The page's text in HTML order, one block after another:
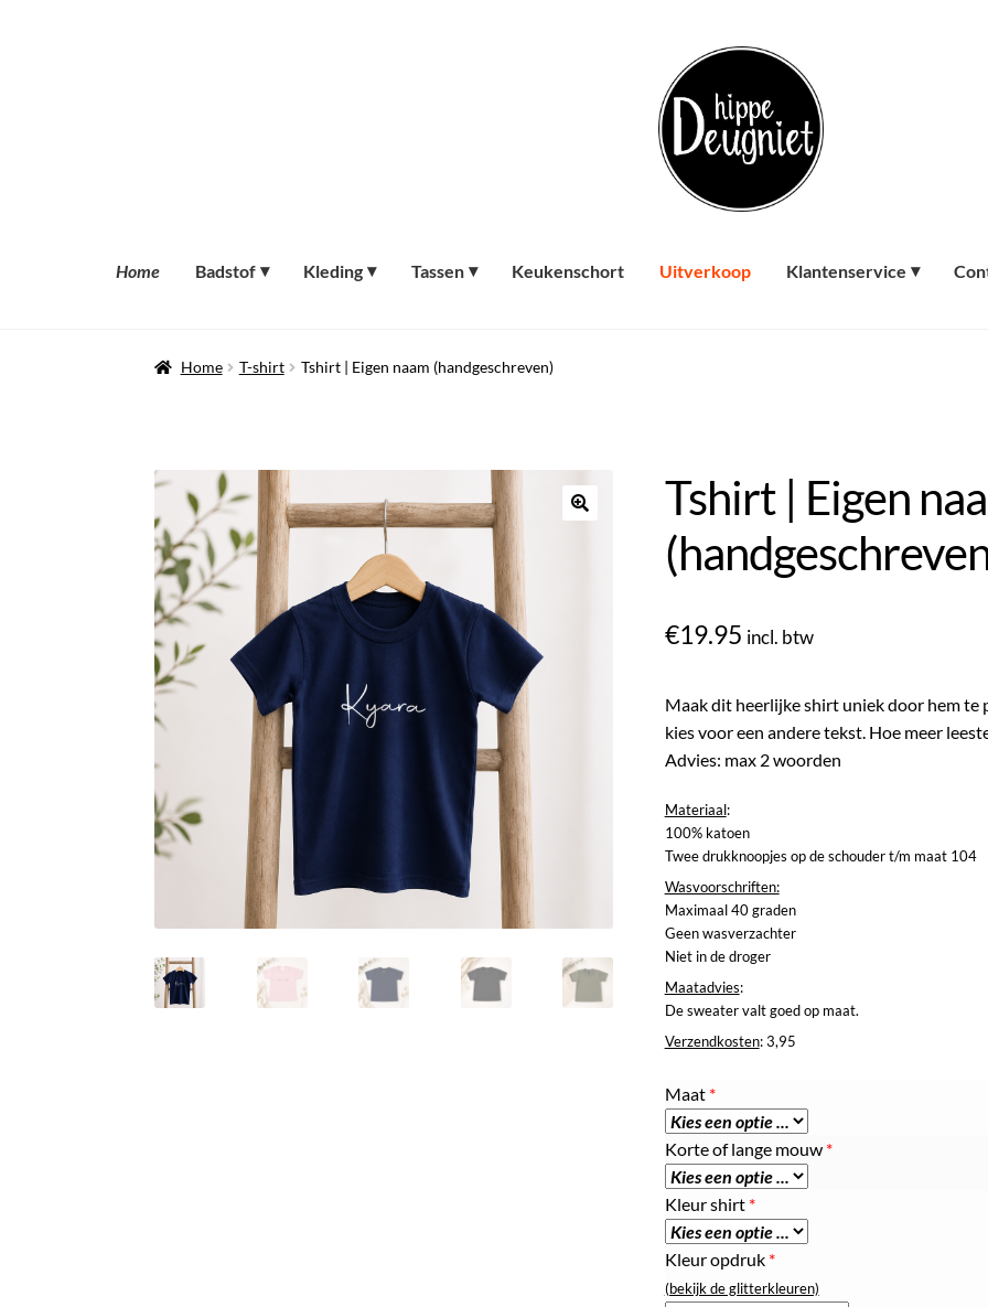
Home Badstof Kleding Tassen Keukenschort Uitverkoop Klantenservice
Home T-shirt Tshirt | Eigen naam (handgeschreven)
Tshirt | Eigen
€19.95 incl. btw
Maak dit heerlijke shirt uniek door hem te
kies voor een andere tekst. Hoe meer
Advies: max 2 woorden
Materiaal:
100% katoen
Twee drukknoopjes op de schouder t/m maat 104
Wasvoorschriften:
Maximaal 40 graden
Geen wasverzachter
Niet in de droger
Maatadvies:
De sweater valt goed op maat.
Verzendkosten: 3,95
Maat *
Korte of lange mouw *
Kleur shirt *
Kleur opdruk *
(bekijk de glitterkleuren)